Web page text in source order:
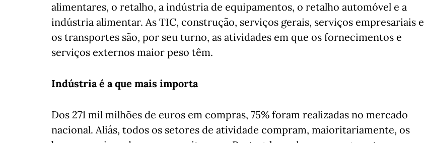
alimentares, o retalho, a indústria de equipamentos, o retalho automóvel e a
indústria alimentar. As TIC, construção, serviços gerais, serviços empresariais e
os transportes são, por seu turno, as atividades em que os fornecimentos e
serviços externos maior peso têm.
Indústria é a que mais importa
Dos 271 mil milhões de euros em compras, 75% foram realizadas no mercado
nacional. Aliás, todos os setores de atividade compram, maioritariamente, os